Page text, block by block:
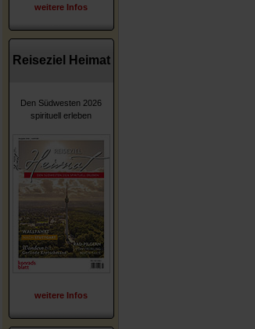
weitere Infos
Reiseziel Heimat
Den Südwesten 2026
spirituell erleben
weitere Infos